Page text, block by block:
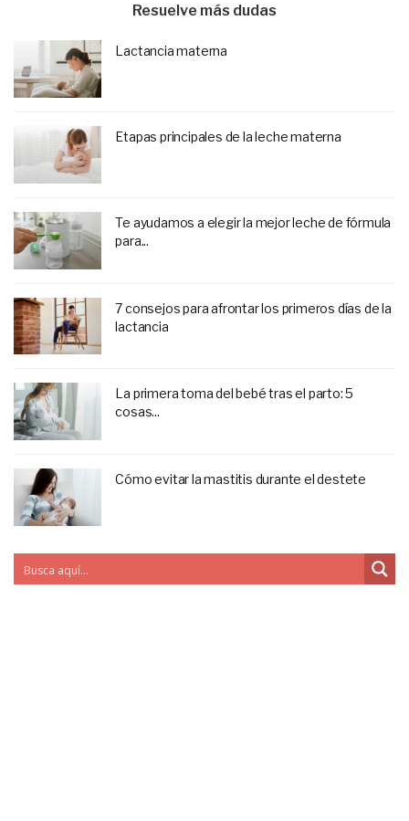
Resuelve más dudas
Lactancia materna
Etapas principales de la leche materna
Te ayudamos a elegir la mejor leche de fórmula
para...
7 consejos para afrontar los primeros días de la
lactancia
La primera toma del bebé tras el parto: 5
cosas...
Cómo evitar la mastitis durante el destete